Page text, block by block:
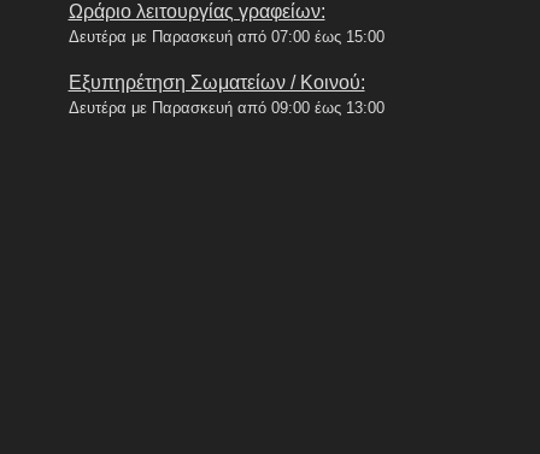
Ωράριο λειτουργίας γραφείων:
Δευτέρα με Παρασκευή από 07:00 έως 15:00
Εξυπηρέτηση Σωματείων / Κοινού:
Δευτέρα με Παρασκευή από 09:00 έως 13:00